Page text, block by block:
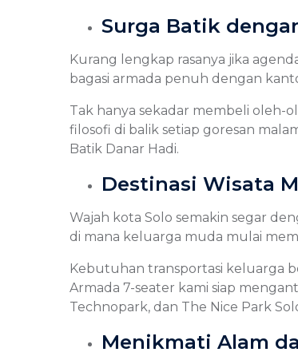
Surga Batik
Kurang lengkap rasanya jika
bagasi armada penuh dengan
Tak hanya sekadar membeli oleh-
filosofi di balik setiap goresan
Batik Danar Hadi.
Destinasi Wisata
Wajah kota Solo semakin segar
di mana keluarga muda mulai
Kebutuhan transportasi keluarga
Armada 7-seater kami siap
Technopark, dan The Nice Park
Menikmati Alam